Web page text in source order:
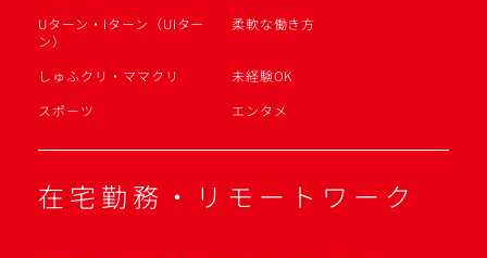
Uターン・Iターン（UIター
ン）
柔軟な働き方
しゅふクリ・ママクリ
未経験OK
スポーツ
エンタメ
在宅勤務・リモートワーク